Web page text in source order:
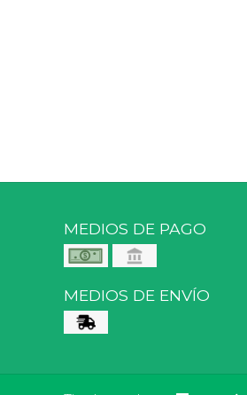
MEDIOS DE PAGO
MEDIOS DE ENVÍO